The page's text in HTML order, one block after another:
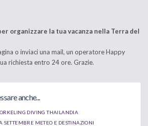
organizzare la tua vacanza nella Terra del
o inviaci una mail, un operatore Happy
richiesta entro 24 ore. Grazie.
anche...
DIVING THAILANDIA
METEO E DESTINAZIONI